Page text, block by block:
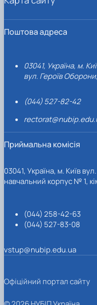
Поштова адреса
03041, Україна, м.
вул. Героїв
(044) 527-82-42
Приймальна комісія
03041, Україна, м. Київ
навчальний корпус № 1,
(044) 258-42-63
(044) 527-83-08
vstup@nubip.edu.ua
Офіційний портал сайту